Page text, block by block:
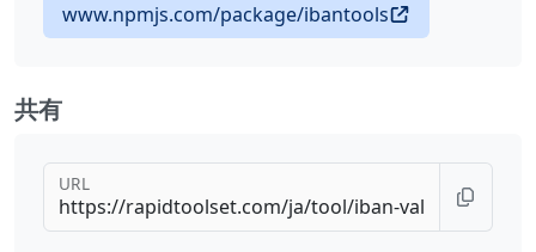
www.npmjs.com/package/ibantools
共有
URL